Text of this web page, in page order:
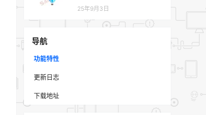
25年9月3日
导航
功能特性
更新日志
下载地址